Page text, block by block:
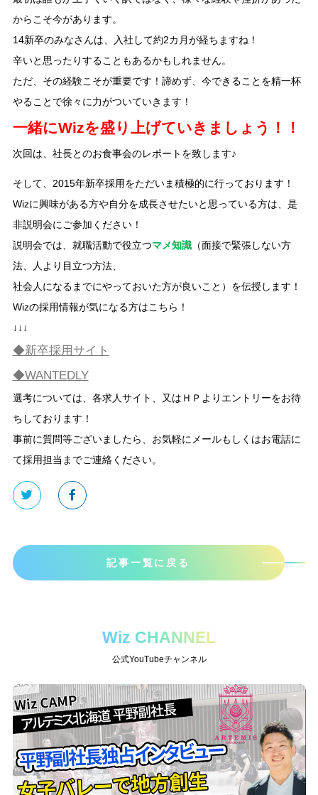
からこそ今があります。
14新卒のみなさんは、入社して約2カ月が経ちますね！
辛いと思ったりすることもあるかもしれません。
ただ、その経験こそが重要です！諦めず、今できることを精一杯
やることで徐々に力がついていきます！
一緒にWizを盛り上げていきましょう！！
次回は、社長とのお食事会のレポートを致します♪
そして、2015年新卒採用をただいま積極的に行っております！
Wizに興味がある方や自分を成長させたいと思っている方は、是
非説明会にご参加ください！
説明会では、就職活動で役立つマメ知識（面接で緊張しない方
法、人より目立つ方法、
社会人になるまでにやっておいた方が良いこと）を伝授します！
Wizの採用情報が気になる方はこちら！
↓↓↓
◆新卒採用サイト
◆WANTEDLY
選考については、各求人サイト、又はＨＰよりエントリーをお待
ちしております！
事前に質問等ございましたら、お気軽にメールもしくはお電話に
て採用担当までご連絡ください。
記事一覧に戻る
Wiz CHANNEL
公式YouTubeチャンネル